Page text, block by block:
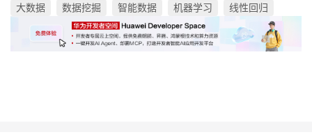
大数据 数据挖掘 智能数据 机器学习 线性回归